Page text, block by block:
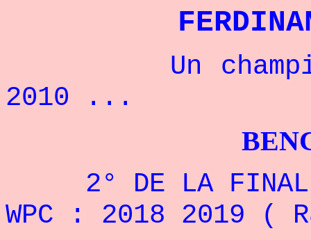
Un champion
2010 ...
2° DE LA
WPC : 2018 2019 (